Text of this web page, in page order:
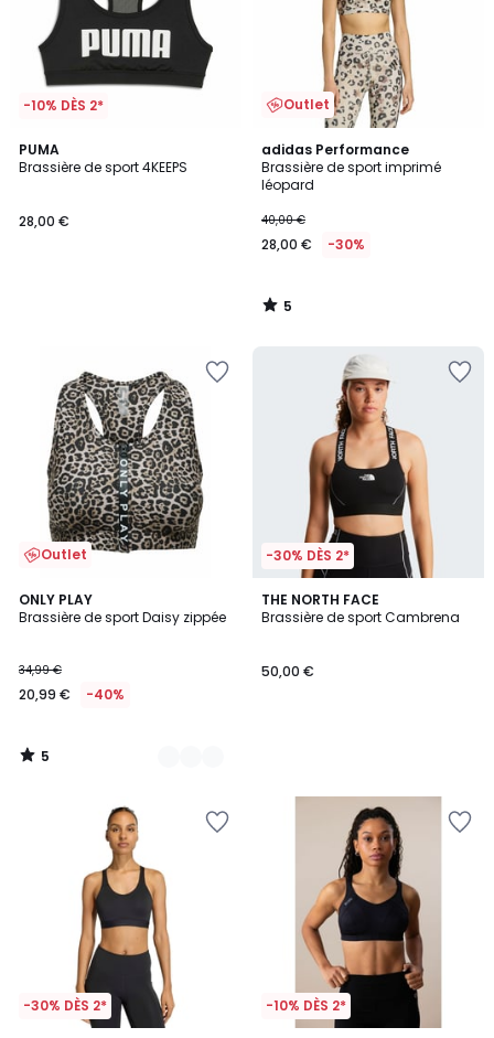
-10% DÈS 2*
PUMA
Brassière de sport 4KEEPS
28,00 €
Outlet
adidas Performance
Brassière de sport imprimé
léopard
40,00 €
28,00 € -30%
5
/
5
5
/
Outlet
ONLY PLAY
Brassière de sport Daisy zippée
34,99 €
20,99 € -40%
5
/
2
Couleurs
5
/
-30% DÈS 2*
THE NORTH FACE
Brassière de sport Cambrena
50,00 €
-30% DÈS 2* -10% DÈS 2*